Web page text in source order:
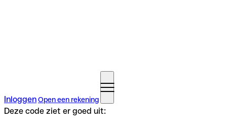
InloggenOpen een rekening
Deze code ziet er goed uit: